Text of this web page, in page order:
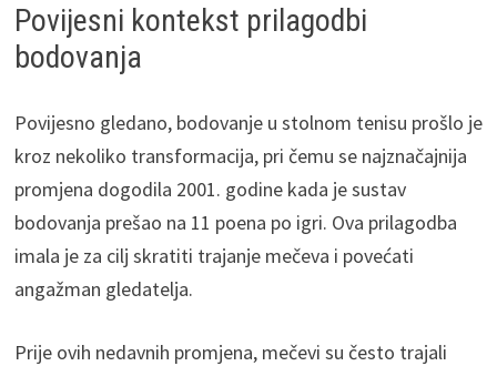
Povijesni kontekst prilagodbi
bodovanja
Povijesno gledano, bodovanje u stolnom tenisu prošlo je
kroz nekoliko transformacija, pri čemu se najznačajnija
promjena dogodila 2001. godine kada je sustav
bodovanja prešao na 11 poena po igri. Ova prilagodba
imala je za cilj skratiti trajanje mečeva i povećati
angažman gledatelja.
Prije ovih nedavnih promjena, mečevi su često trajali